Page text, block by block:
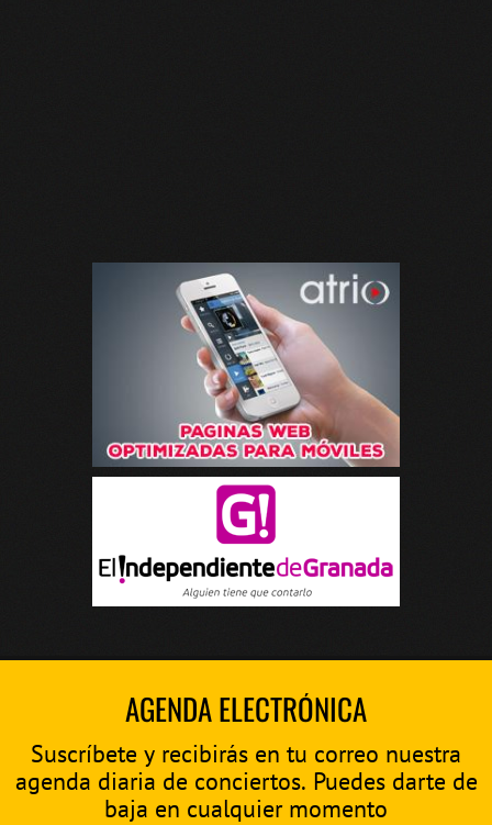
AGENDA ELECTRÓNICA
Suscríbete y recibirás en tu correo nuestra
agenda diaria de conciertos. Puedes darte de
baja en cualquier momento